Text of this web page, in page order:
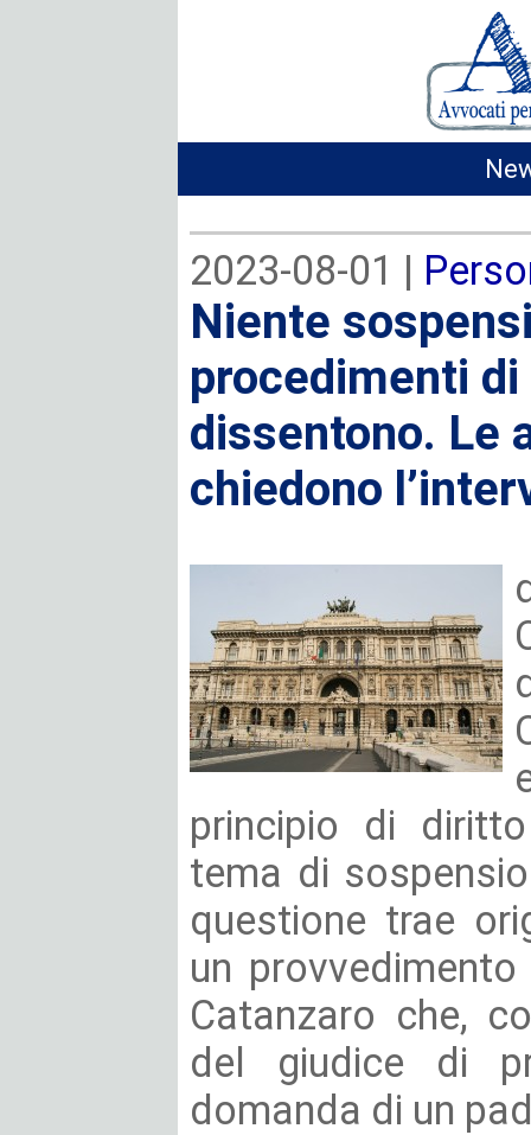
2023-08-01 |
Niente
procedimenti
dissentono. Le
chiedono
principio di
tema di
questione trae
un
Catanzaro che,
del giudice di
domanda di un